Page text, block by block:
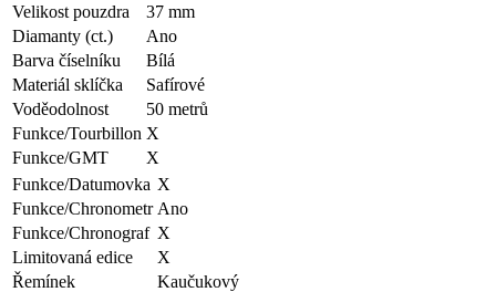
Velikost pouzdra
37 mm
Diamanty (ct.)
Ano
Barva číselníku
Bílá
Materiál sklíčka
Safírové
Voděodolnost
50 metrů
Funkce/Tourbillon X
Funkce/GMT
X
Funkce/Datumovka X
Funkce/Chronometr Ano
Funkce/Chronograf X
Limitovaná edice
X
Řemínek
Kaučukový